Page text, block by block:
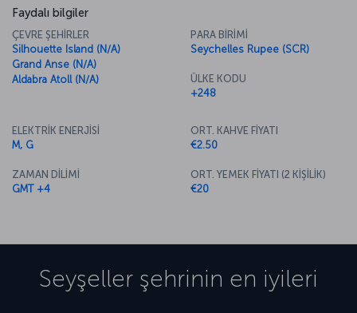
Faydalı bilgiler
ÇEVRE ŞEHİRLER
Silhouette Island (N/A)
Grand Anse (N/A)
Aldabra Atoll (N/A)
PARA BİRİMİ
Seychelles Rupee (SCR)
ÜLKE KODU
+248
ELEKTRİK ENERJİSİ
M, G
ZAMAN DİLİMİ
GMT +4
ORT. KAHVE FİYATI
€2.50
ORT. YEMEK FİYATI (2 KİŞİLİK)
€20
Seyşeller şehrinin en iyileri